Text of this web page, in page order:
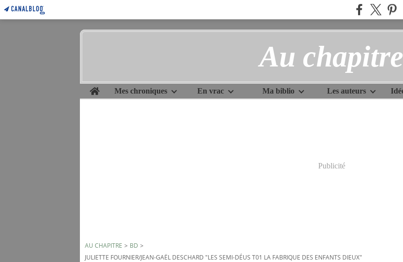
Au chapitre
Home Mes chroniques En vrac Ma biblio Les auteurs
Publicité
AU CHAPITRE > BD >
JULIETTE FOURNIER/JEAN-GAËL DESCHARD "LES SEMI-DÉUS T01 LA FABRIQUE DES ENFANTS DIEUX"